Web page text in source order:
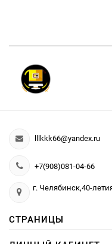
lllkkk66@yandex.ru
+7(908)081-04-66
г. Челябинск,40-
СТРАНИЦЫ